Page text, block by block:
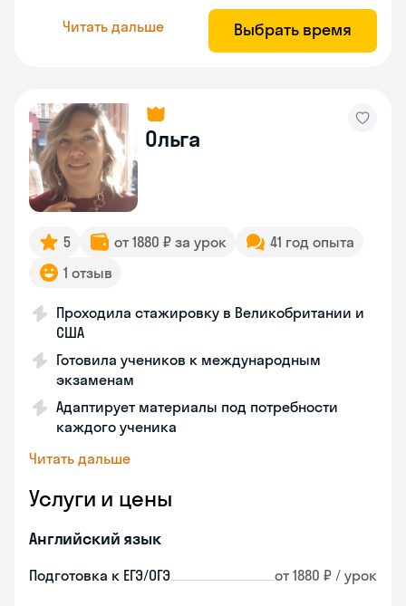
Читать дальше Выбрать время
Ольга
5 от 1880 ₽ за урок
41 год опыта
1 отзыв
Проходила стажировку в Великобритании и
США
Готовила учеников к международным
экзаменам
Адаптирует материалы под потребности
каждого ученика
Читать дальше
Услуги и цены
Английский язык
Подготовка к ЕГЭ/ОГЭ от 1880 ₽ / урок